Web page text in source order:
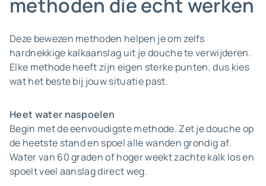
methoden die echt werken
Deze bewezen methoden helpen je om zelfs
hardnekkige kalkaanslag uit je douche te verwijderen.
Elke methode heeft zijn eigen sterke punten, dus kies
wat het beste bij jouw situatie past.
Heet water naspoelen
Begin met de eenvoudigste methode. Zet je douche op
de heetste stand en spoel alle wanden grondig af.
Water van 60 graden of hoger weekt zachte kalk los en
spoelt veel aanslag direct weg.